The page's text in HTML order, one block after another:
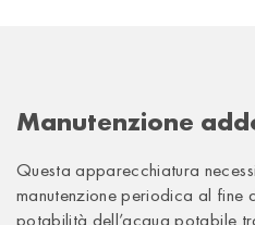
Manutenzione
Questa apparecchiatura
manutenzione periodica al fine
potabilità dell’acqua potabile